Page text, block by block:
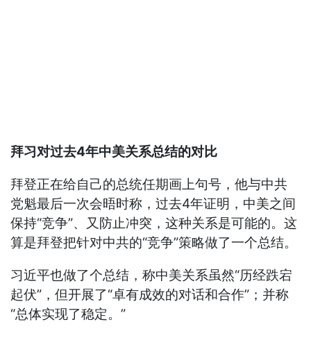
拜习对过去4年中美关系总结的对比
拜登正在给自己的总统任期画上句号，他与中共
党魁最后一次会晤时称，过去4年证明，中美之间
保持“竞争”、又防止冲突，这种关系是可能的。这
算是拜登把针对中共的“竞争”策略做了一个总结。
习近平也做了个总结，称中美关系虽然“历经跌宕
起伏”，但开展了“卓有成效的对话和合作”；并称
“总体实现了稳定。”